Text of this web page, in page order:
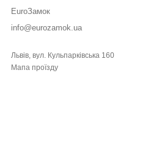
EuroЗамок
info@eurozamok.ua
Львів, вул. Кульпарківська 160
Мапа проїзду